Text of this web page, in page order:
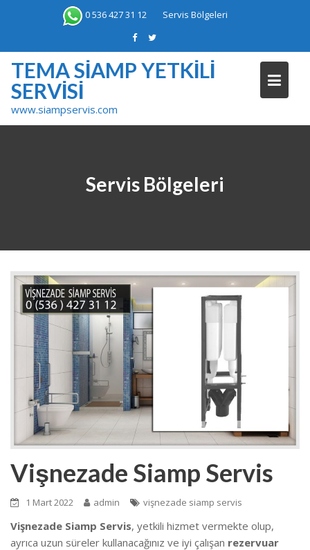
0 536 427 31 12 Servis Bölgeleri
TEMA SIAMP YETKILI
SERVISI
www.siampservis.com
Servis Bölgeleri
Vişnezade Siamp Servis
1 Mart 2022 admin vişnezade siamp servis
Vişnezade Siamp Servis, yetkili hizmet vermekte olup,
ayrıca uzun süreler kullanacağınız ve iyi çalışan rezervuar